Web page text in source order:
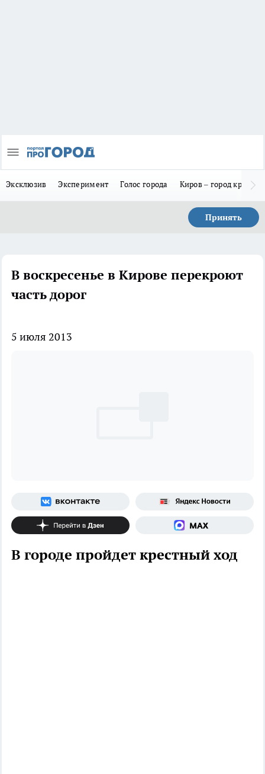
Эксклюзив Эксперимент Голос города Киров – город
Принять
В воскресенье в Кирове перекроют
часть дорог
5 июля 2013
В городе пройдет крестный ход